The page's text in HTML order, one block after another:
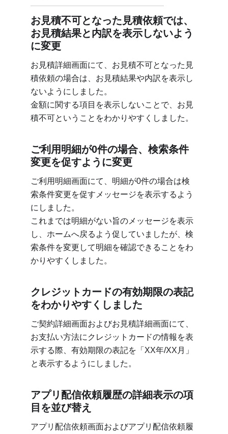
お見積不可となった見積依頼では、
お見積結果と内訳を表示しないよう
に変更
お見積詳細画面にて、お見積不可となった見
積依頼の場合は、お見積結果や内訳を表示し
ないようにしました。
金額に関する項目を表示しないことで、お見
積不可ということをわかりやすくしました。
ご利用明細が0件の場合、検索条件
変更を促すように変更
ご利用明細画面にて、明細が0件の場合は検
索条件変更を促すメッセージを表示するよう
にしました。
これまでは明細がない旨のメッセージを表示
し、ホームへ戻るよう促していましたが、検
索条件を変更して明細を確認できることをわ
かりやすくしました。
クレジットカードの有効期限の表記
をわかりやすくしました
ご契約詳細画面およびお見積詳細画面にて、
お支払い方法にクレジットカードの情報を表
示する際、有効期限の表記を「XX年/XX月」
と表示するようにしました。
アプリ配信依頼履歴の詳細表示の項
目を並び替え
アプリ配信依頼画面およびアプリ配信依頼履